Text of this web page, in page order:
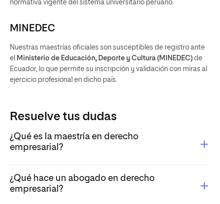
normativa vigente del sistema universitario peruano.
MINEDEC
Nuestras maestrías oficiales son susceptibles de registro ante
el Ministerio de Educación, Deporte y Cultura (MINEDEC) de
Ecuador, lo que permite su inscripción y validación con miras al
ejercicio profesional en dicho país.
Resuelve tus dudas
¿Qué es la maestría en derecho
empresarial?
¿Qué hace un abogado en derecho
empresarial?